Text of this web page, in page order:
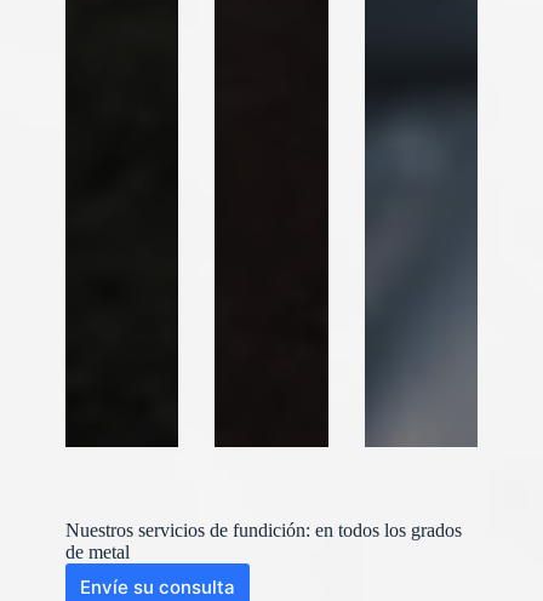
Nuestros servicios de fundición: en todos los grados
de metal
Envíe su consulta